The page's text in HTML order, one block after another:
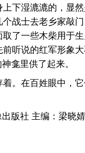
下湿漉漉的，显
战士去老乡家敲
了一些木柴用于
听说的红军形象
龛里供了起来。
。在百姓眼中，
版社 主编：梁晓